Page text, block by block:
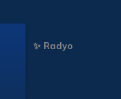
✨ Radyo